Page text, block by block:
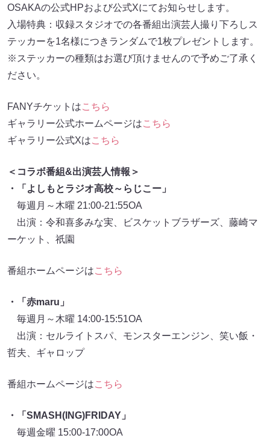
OSAKAの公式HPおよび公式Xにてお知らせします。
入場特典：収録スタジオでの各番組出演芸人撮り下ろしス
テッカーを1名様につきランダムで1枚プレゼントします。
※ステッカーの種類はお選び頂けませんので予めご了承く
ださい。
FANYチケットはこちら
ギャラリー公式ホームページはこちら
ギャラリー公式Xはこちら
＜コラボ番組&出演芸人情報＞
・「よしもとラジオ高校～らじこー」
毎週月～木曜 21:00-21:55OA
出演：令和喜多みな実、ビスケットブラザーズ、藤崎マ
ーケット、祇園
番組ホームページはこちら
・「赤maru」
毎週月～木曜 14:00-15:51OA
出演：セルライトスパ、モンスターエンジン、笑い飯・
哲夫、ギャロップ
番組ホームページはこちら
・「SMASH(ING)FRIDAY」
毎週金曜 15:00-17:00OA